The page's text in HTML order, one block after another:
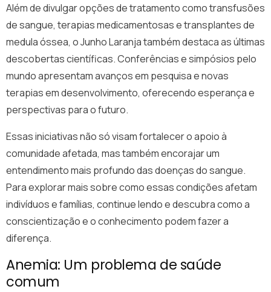
Além de divulgar opções de tratamento como transfusões
de sangue, terapias medicamentosas e transplantes de
medula óssea, o Junho Laranja também destaca as últimas
descobertas científicas. Conferências e simpósios pelo
mundo apresentam avanços em pesquisa e novas
terapias em desenvolvimento, oferecendo esperança e
perspectivas para o futuro.
Essas iniciativas não só visam fortalecer o apoio à
comunidade afetada, mas também encorajar um
entendimento mais profundo das doenças do sangue.
Para explorar mais sobre como essas condições afetam
indivíduos e famílias, continue lendo e descubra como a
conscientização e o conhecimento podem fazer a
diferença.
Anemia: Um problema de saúde
comum